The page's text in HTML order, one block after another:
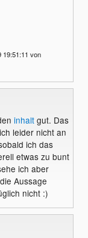
19:51:11 von
inhaltgut. Das
leider nicht an
ich das
etwas zu bunt
ich aber
Aussage
nicht :)